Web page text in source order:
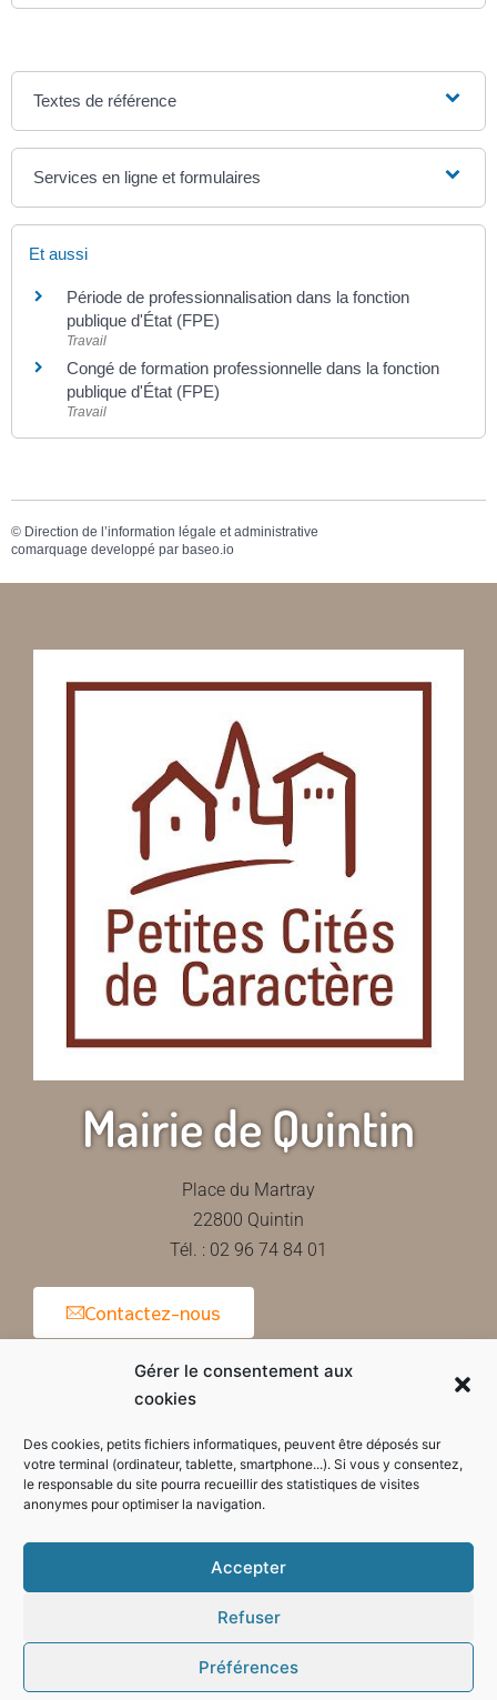
Gérer le consentement aux
cookies
Des cookies, petits fichiers informatiques, peuvent être déposés sur
votre terminal (ordinateur, tablette, smartphone...). Si vous y consentez,
le responsable du site pourra recueillir des statistiques de visites
anonymes pour optimiser la navigation.
Accepter
Refuser
Préférences
Textes de référence
Services en ligne et formulaires
Et aussi
Période de professionnalisation dans la fonction
publique d'État (FPE)
Travail
Congé de formation professionnelle dans la fonction
publique d'État (FPE)
Travail
© Direction de l’information légale et administrative
comarquage developpé par baseo.io
Mairie de Quintin
Place du Martray
22800 Quintin
Tél. : 02 96 74 84 01
Contactez-nous
Horaires d'ouverture de la mairie
Mode sombre :